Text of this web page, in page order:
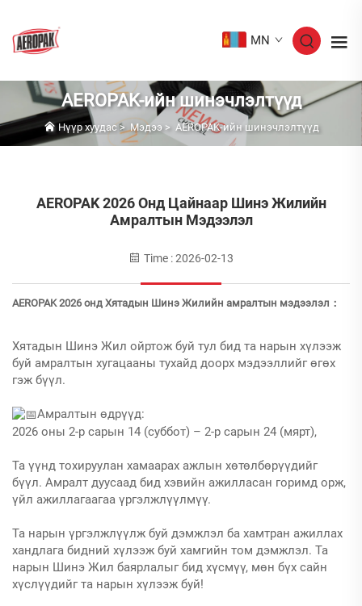
MN
AEROPAK-ийн шинэчлэлтүүд
Нүүр хуудас>Мэдээ> AEROPAK-ийн шинэчлэлтүүд
AEROPAK 2026 Онд Цайнаар Шинэ Жилийн
Амралтын Мэдээлэл
Time : 2026-02-13
AEROPAK 2026 онд Хятадын Шинэ Жилийн амралтын мэдээлэл：
Хятадын Шинэ Жил ойртож буй тул бид та нарын хүлээж
буй амралтын хугацааны тухайд доорх мэдээллийг өгөх
гэж бүүл.
Амралтын өдрүүд:
2026 оны 2-р сарын 14 (суббот) – 2-р сарын 24 (мярт),
Та үүнд тохируулан хамаарах ажлын хөтөлбөрүүдийг
бүүл. Амралт дуусаад бид хэвийн ажилласан горимд орж,
үйл ажиллагаагаа үргэлжлүүлмүү.
Та нарын үргэлжлүүлж буй дэмжлэл ба хамтран ажиллах
хандлага бидний хүлээж буй хамгийн том дэмжлэл. Та
нарын Шинэ Жил баярлалыг бид хүсмүү, мөн бүх сайн
хүслүүдийг та нарын хүлээж буй!